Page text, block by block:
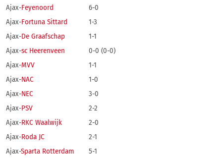
Ajax-Feyenoord
6-0
Ajax-Fortuna Sittard
1-3
Ajax-De Graafschap
1-1
Ajax-sc Heerenveen
0-0 (0-0)
Ajax-MVV
1-1
Ajax-NAC
1-0
Ajax-NEC
3-0
Ajax-PSV
2-2
Ajax-RKC Waalwijk
2-0
Ajax-Roda JC
2-1
Ajax-Sparta Rotterdam
5-1